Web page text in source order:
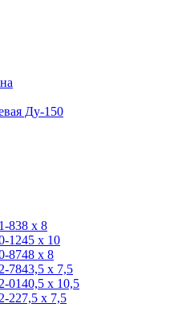
Ду-150
838 x 8
1245 x 10
8748 x 8
7843,5 x 7,5
0140,5 x 10,5
227,5 x 7,5